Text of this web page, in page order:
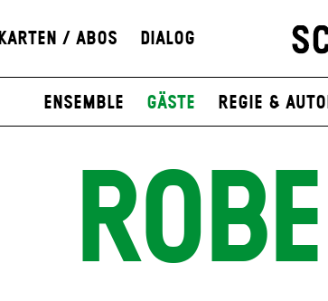
Karten / Abos Dialog
Ensemble Gäste Regie &